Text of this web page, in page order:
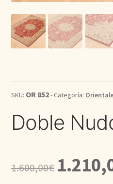
Kilim
Redondas
Seda
Pasillo
SKU: OR 852- Categoría:
Doble
1.600,00€
El
precio